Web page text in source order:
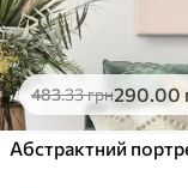
483.33грн290.00
Абстрактний